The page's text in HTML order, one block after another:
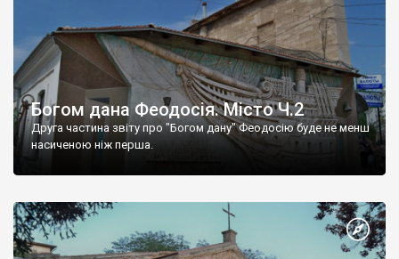
Богом дана Феодосія. Місто Ч.2
Друга частина звіту про "Богом дану" Феодосію буде не менш
насиченою ніж перша.